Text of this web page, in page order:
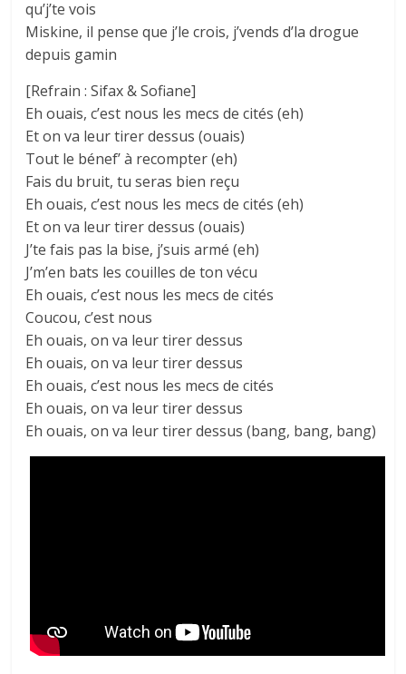
qu’j’te vois
Miskine, il pense que j’le crois, j’vends d’la drogue
depuis gamin
[Refrain : Sifax & Sofiane]
Eh ouais, c’est nous les mecs de cités (eh)
Et on va leur tirer dessus (ouais)
Tout le bénef’ à recompter (eh)
Fais du bruit, tu seras bien reçu
Eh ouais, c’est nous les mecs de cités (eh)
Et on va leur tirer dessus (ouais)
J’te fais pas la bise, j’suis armé (eh)
J’m’en bats les couilles de ton vécu
Eh ouais, c’est nous les mecs de cités
Coucou, c’est nous
Eh ouais, on va leur tirer dessus
Eh ouais, on va leur tirer dessus
Eh ouais, c’est nous les mecs de cités
Eh ouais, on va leur tirer dessus
Eh ouais, on va leur tirer dessus (bang, bang, bang)